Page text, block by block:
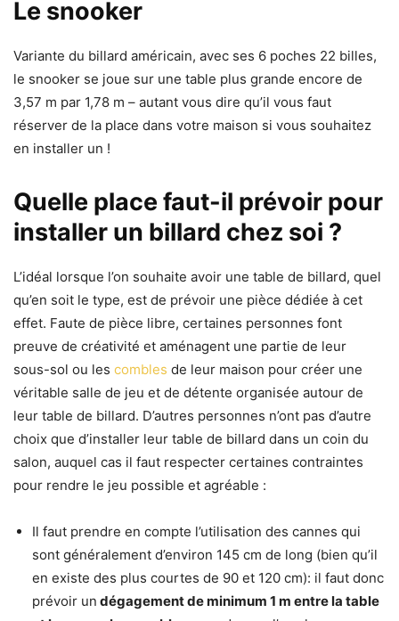
Le snooker
Variante du billard américain, avec ses 6 poches 22 billes,
le snooker se joue sur une table plus grande encore de
3,57 m par 1,78 m – autant vous dire qu’il vous faut
réserver de la place dans votre maison si vous souhaitez
en installer un !
Quelle place faut-il prévoir pour
installer un billard chez soi ?
L’idéal lorsque l’on souhaite avoir une table de billard, quel
qu’en soit le type, est de prévoir une pièce dédiée à cet
effet. Faute de pièce libre, certaines personnes font
preuve de créativité et aménagent une partie de leur
sous-sol ou les combles de leur maison pour créer une
véritable salle de jeu et de détente organisée autour de
leur table de billard. D’autres personnes n’ont pas d’autre
choix que d’installer leur table de billard dans un coin du
salon, auquel cas il faut respecter certaines contraintes
pour rendre le jeu possible et agréable :
Il faut prendre en compte l’utilisation des cannes qui
sont généralement d’environ 145 cm de long (bien qu’il
en existe des plus courtes de 90 et 120 cm): il faut donc
prévoir un dégagement de minimum 1 m entre la table